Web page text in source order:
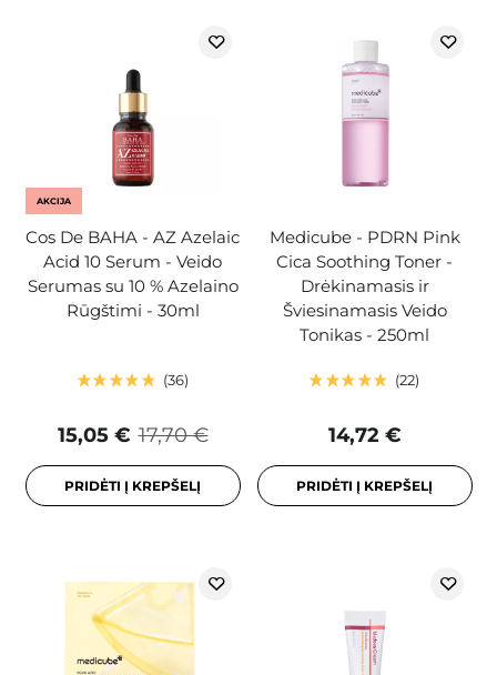
AKCIJA
Cos De BAHA - AZ Azelaic
Acid 10 Serum - Veido
Serumas su 10 % Azelaino
Rūgštimi - 30ml
36
17,70 €
15,05 €
PRIDĖTI Į KREPŠELĮ
Medicube - PDRN Pink
Cica Soothing Toner -
Drėkinamasis ir
Šviesinamasis Veido
Tonikas - 250ml
22
14,72 €
PRIDĖTI Į KREPŠELĮ